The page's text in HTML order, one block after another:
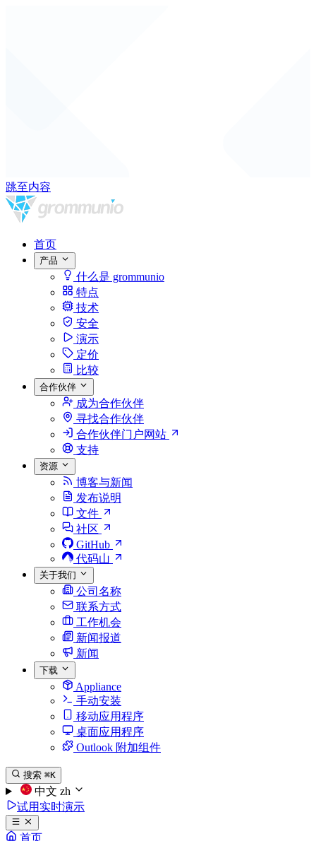
跳至内容
首页
产品
什么是 grommunio
特点
技术
安全
演示
定价
比较
合作伙伴
成为合作伙伴
寻找合作伙伴
合作伙伴门户网站
支持
资源
博客与新闻
发布说明
文件
社区
GitHub
代码山
关于我们
公司名称
联系方式
工作机会
新闻报道
新闻
下载
Appliance
手动安装
移动应用程序
桌面应用程序
Outlook 附加组件
搜索 ⌘K
中文 zh
试用实时演示
首页